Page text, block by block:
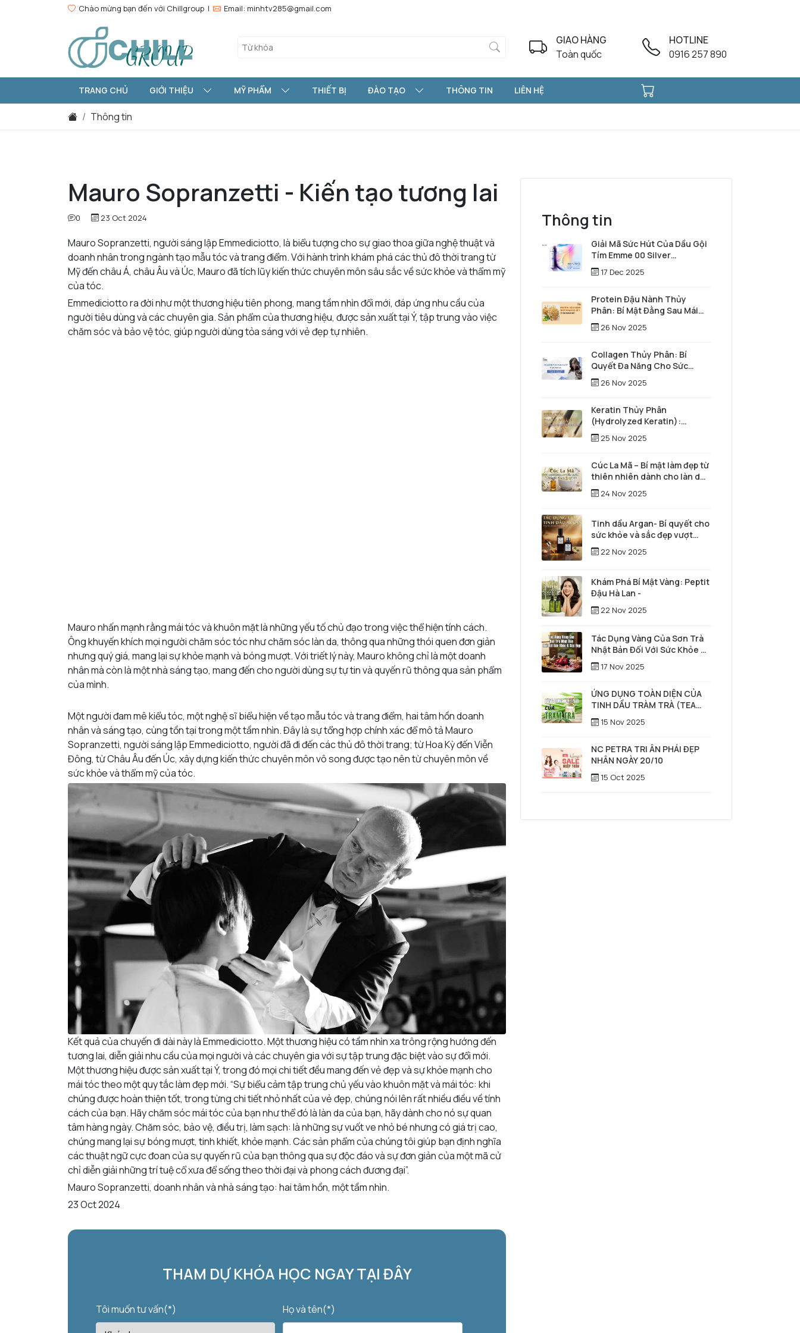
Chào mừng bạn đến với Chillgroup | Email: minhtv285@gmail.com
GIAO HÀNG
Toàn quốc
HOTLINE
0916 257 890
TRANG CHỦ GIỚI THIỆU MỸ PHẨM THIẾT BỊ ĐÀO TẠO THÔNG TIN LIÊN HỆ
Thông tin
Mauro Sopranzetti - Kiến tạo tương lai
0 23 Oct 2024
Mauro Sopranzetti, người sáng lập Emmediciotto, là biểu tượng cho sự giao thoa giữa nghệ thuật và
doanh nhân trong ngành tạo mẫu tóc và trang điểm. Với hành trình khám phá các thủ đô thời trang từ
Mỹ đến châu Á, châu Âu và Úc, Mauro đã tích lũy kiến thức chuyên môn sâu sắc về sức khỏe và thẩm mỹ
của tóc.
Emmediciotto ra đời như một thương hiệu tiên phong, mang tầm nhìn đổi mới, đáp ứng nhu cầu của
người tiêu dùng và các chuyên gia. Sản phẩm của thương hiệu, được sản xuất tại Ý, tập trung vào việc
chăm sóc và bảo vệ tóc, giúp người dùng tỏa sáng với vẻ đẹp tự nhiên.
Mauro nhấn mạnh rằng mái tóc và khuôn mặt là những yếu tố chủ đạo trong việc thể hiện tính cách.
Ông khuyến khích mọi người chăm sóc tóc như chăm sóc làn da, thông qua những thói quen đơn giản
nhưng quý giá, mang lại sự khỏe mạnh và bóng mượt. Với triết lý này, Mauro không chỉ là một doanh
nhân mà còn là một nhà sáng tạo, mang đến cho người dùng sự tự tin và quyến rũ thông qua sản phẩm
của mình.
Một người đam mê kiểu tóc, một nghệ sĩ biểu hiện về tạo mẫu tóc và trang điểm, hai tâm hồn doanh
nhân và sáng tạo, cùng tồn tại trong một tầm nhìn. Đây là sự tổng hợp chính xác để mô tả Mauro
Sopranzetti, người sáng lập Emmediciotto, người đã đi đến các thủ đô thời trang; từ Hoa Kỳ đến Viễn
Đông, từ Châu Âu đến Úc, xây dựng kiến ​​thức chuyên môn vô song được tạo nên từ chuyên môn về
sức khỏe và thẩm mỹ của tóc.
Kết quả của chuyến đi dài này là Emmediciotto. Một thương hiệu có tầm nhìn xa trông rộng hướng đến
tương lai, diễn giải nhu cầu của mọi người và các chuyên gia với sự tập trung đặc biệt vào sự đổi mới.
Một thương hiệu được sản xuất tại Ý, trong đó mọi chi tiết đều mang đến vẻ đẹp và sự khỏe mạnh cho
mái tóc theo một quy tắc làm đẹp mới. “Sự biểu cảm tập trung chủ yếu vào khuôn mặt và mái tóc: khi
chúng được hoàn thiện tốt, trong từng chi tiết nhỏ nhất của vẻ đẹp, chúng nói lên rất nhiều điều về tính
cách của bạn. Hãy chăm sóc mái tóc của bạn như thể đó là làn da của bạn, hãy dành cho nó sự quan
tâm hàng ngày. Chăm sóc, bảo vệ, điều trị, làm sạch: là những sự vuốt ve nhỏ bé nhưng có giá trị cao,
chúng mang lại sự bóng mượt, tinh khiết, khỏe mạnh. Các sản phẩm của chúng tôi giúp bạn định nghĩa
các thuật ngữ cực đoan của sự quyến rũ của bạn thông qua sự độc đáo và sự đơn giản của một mã cử
chỉ diễn giải những trí tuệ cổ xưa để sống theo thời đại và phong cách đương đại”.
Mauro Sopranzetti, doanh nhân và nhà sáng tạo: hai tâm hồn, một tầm nhìn.
23 Oct 2024
THAM DỰ KHÓA HỌC NGAY TẠI ĐÂY
Tôi muốn tư vấn(*) Họ và tên(*)
Thông tin
Giải Mã Sức Hút Của Dầu Gội
Tím Emme 00 Silver
Shampoo Từ Ý
17 Dec 2025
Protein Đậu Nành Thủy
Phân: Bí Mật Đằng Sau Mái
Tóc Óng Mượt Và Làn Da Trẻ
Trung
26 Nov 2025
Collagen Thủy Phân: Bí
Quyết Đa Năng Cho Sức
Khỏe Toàn Diện và Vẻ Đẹp
Vượt Thời Gian
26 Nov 2025
Keratin Thủy Phân
(Hydrolyzed Keratin):
"Người hùng thầm lặng" tái
tạo mái tóc từ sâu bên trong
25 Nov 2025
Cúc La Mã – Bí mật làm đẹp từ
thiên nhiên dành cho làn da
và mái tóc
24 Nov 2025
Tinh dầu Argan- Bí quyết cho
sức khỏe và sắc đẹp vượt
thời gian
22 Nov 2025
Khám Phá Bí Mật Vàng: Peptit
Đậu Hà Lan -
22 Nov 2025
Tác Dụng Vàng Của Sơn Trà
Nhật Bản Đối Với Sức Khỏe &
Sắc Đẹp
17 Nov 2025
ỨNG DỤNG TOÀN DIỆN CỦA
TINH DẦU TRÀM TRÀ (TEA
TREE) TRONG SỨC KHỎE,
LÀM ĐẸP & CHĂM SÓC TÓC –
15 Nov 2025
NC PETRA TRI ÂN PHÁI ĐẸP
NHÂN NGÀY 20/10
15 Oct 2025